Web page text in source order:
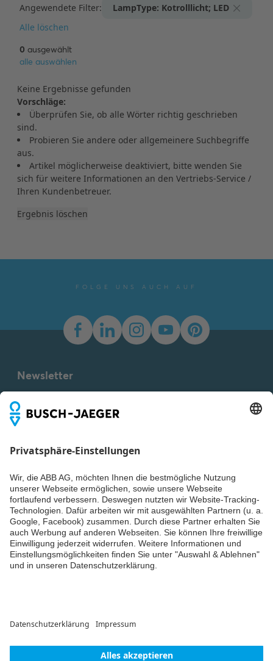
FOLGE UNS AUCH AUF
Newsletter
verpassen? Einfach Newsletter abonnieren und immer auf
dem Laufenden bleiben.
Weiter
Cookie-Einstellungen
Lieferbedingungen/AGB